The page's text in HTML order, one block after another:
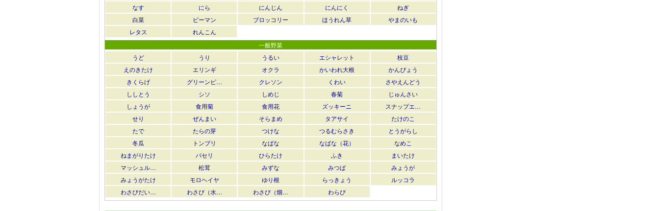
なす
にら にんじん にんにく
ねぎ
白菜
ピーマン ブロッコリー ほうれん草
やまのいも
レタス
れんこん
一般野菜
うど
うり うるい エシャレット
枝豆
えのきたけ
エリンギ オクラ かいわれ大根
かんぴょう
きくらげ
グリーンピ… クレソン くわい
さやえんどう
ししとう
シソ しめじ 春菊
じゅんさい
しょうが
食用菊 食用花 ズッキーニ
スナップエ…
せり
ぜんまい そらまめ タアサイ
たけのこ
たで
たらの芽 つけな つるむらさき
とうがらし
冬瓜
トンブリ なばな なばな（花）
なめこ
ねまがりたけ
パセリ ひらたけ ふき
まいたけ
マッシュル…
松茸 みずな みつば
みょうが
みょうがたけ
モロヘイヤ ゆり根 らっきょう
ルッコラ
わさびだい…
わさび（水… わさび（畑… わらび